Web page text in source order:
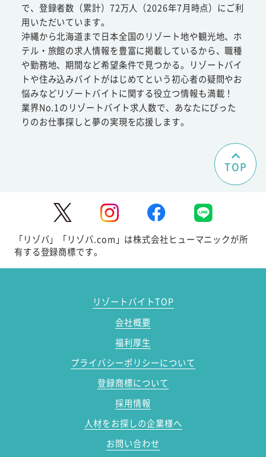
で、登録者数（累計）72万人（2026年7月時点）にご利
用いただいています。
沖縄から北海道まで日本全国のリゾート地や観光地、ホ
テル・旅館の求人情報を豊富に掲載しているから、職種
や勤務地、期間など希望条件で見つかる。リゾートバイ
トや住み込みバイトがはじめてという初心者の疑問やお
悩みなどリゾートバイトに関する役立つ情報も満載！
業界No.1のリゾートバイト求人数で、あなたにぴった
りのお仕事探しと夢の実現を応援します。
TOP
「リゾバ」「リゾバ.com」は株式会社ヒューマニックが所
有する登録商標です。
リゾートバイトTOP
会社概要
福利厚生
プライバシーポリシーについて
登録商標について
採用情報
人材をお探しの企業様へ
お問い合わせ